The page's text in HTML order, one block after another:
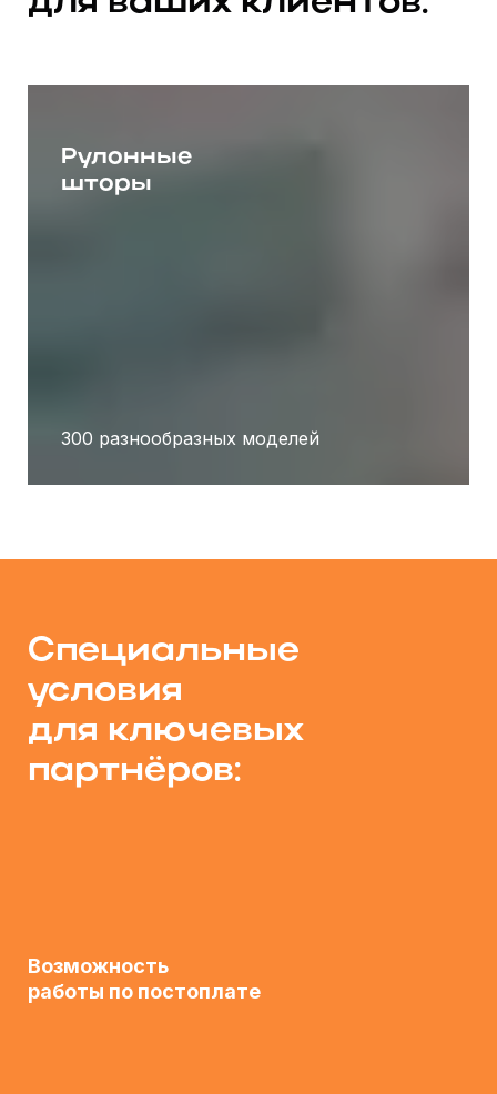
Рулонные
шторы
300 разнообразных моделей
Специальные
условия
для ключевых
партнёров:
Возможность
работы по постоплате